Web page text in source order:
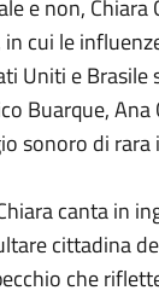
e non,
cui le
Uniti e
Buarque, Ana
sonoro di
canta in
cittadina
che